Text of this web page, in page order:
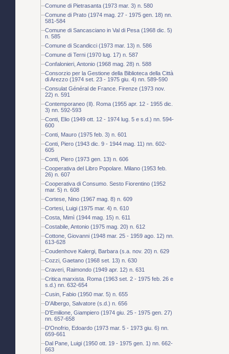
Comune di Pietrasanta (1973 mar. 3) n. 580
Comune di Prato (1974 mag. 27 - 1975 gen. 18) nn.
581-584
Comune di Sancasciano in Val di Pesa (1968 dic. 5)
n. 585
Comune di Scandicci (1973 mar. 13) n. 586
Comune di Terni (1970 lug. 17) n. 587
Confalonieri, Antonio (1968 mag. 28) n. 588
Consorzio per la Gestione della Biblioteca della Città
di Arezzo (1974 set. 23 - 1975 giu. 4) nn. 589-590
Consulat Général de France. Firenze (1973 nov.
22) n. 591
Contemporaneo (Il). Roma (1955 apr. 12 - 1955 dic.
3) nn. 592-593
Conti, Elio (1949 ott. 12 - 1974 lug. 5 e s.d.) nn. 594-
600
Conti, Mauro (1975 feb. 3) n. 601
Conti, Piero (1943 dic. 9 - 1944 mag. 11) nn. 602-
605
Conti, Piero (1973 gen. 13) n. 606
Cooperativa del Libro Popolare. Milano (1953 feb.
26) n. 607
Cooperativa di Consumo. Sesto Fiorentino (1952
mar. 5) n. 608
Cortese, Nino (1967 mag. 8) n. 609
Cortesi, Luigi (1975 mar. 4) n. 610
Costa, Mimì (1944 mag. 15) n. 611
Costabile, Antonio (1975 mag. 20) n. 612
Cottone, Giovanni (1948 mar. 25 - 1959 ago. 12) nn.
613-628
Coudenhove Kalergi, Barbara (s.a. nov. 20) n. 629
Cozzi, Gaetano (1968 set. 13) n. 630
Craveri, Raimondo (1949 apr. 12) n. 631
Critica marxista. Roma (1963 set. 2 - 1975 feb. 26 e
s.d.) nn. 632-654
Cusin, Fabio (1950 mar. 5) n. 655
D'Albergo, Salvatore (s.d.) n. 656
D'Emilione, Giampiero (1974 giu. 25 - 1975 gen. 27)
nn. 657-658
D'Onofrio, Edoardo (1973 mar. 5 - 1973 giu. 6) nn.
659-661
Dal Pane, Luigi (1950 ott. 19 - 1975 gen. 1) nn. 662-
663